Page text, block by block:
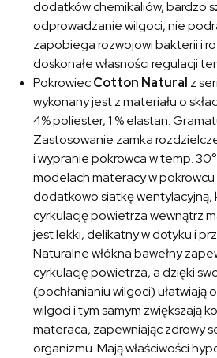
dodatków chemikaliów, bardzo
odprowadzanie wilgoci, nie
zapobiega rozwojowi bakterii i
doskonałe własności regulacji
PokrowiecCotton Natural z
wykonany jest z materiału o
4% poliester, 1 % elastan.
Zastosowanie zamka
i wypranie pokrowca w temp.
modelach materacy w pokrowcu
dodatkowo siatkę wentylacyjną,
cyrkulację powietrza wewnątrz
jest lekki, delikatny w dotyku i
Naturalne włókna bawełny
cyrkulację powietrza, a dzięki
(pochłanianiu wilgoci) ułatwiają
wilgoci i tym samym zwiększają
materaca, zapewniając zdrowy
organizmu. Mają właściwości